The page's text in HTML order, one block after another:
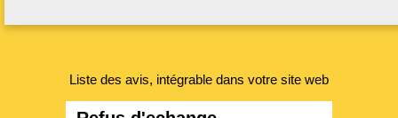
Liste des avis, intégrable dans votre site web